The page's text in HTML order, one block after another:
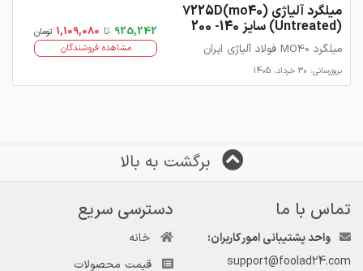
میلگرد آلیاژی 7225D(mo40)
(Untreated) سایز 140- 200
میلگرد MO40 فولاد آلیاژی ایران
بروزرسانی: 30 خرداد، 1405
925,242 تا 1,109,080 تومان
مشاهده فروشندگان
برگشت به بالا
تماس با ما
واحد پشتیبانی امور کاربران:
support@foolad24.com
دسترسی سریع
خانه
قیمت محصولات